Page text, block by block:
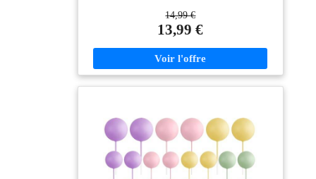
Le diamètre de ces boules de décoration de gâteau est
de 0,79 pouce/ 2 cm, 0,98 pouce/ 2,5 cm, 1,18 pouce/
combinaison de la taille et de la couleur décorera votre
gâteau plus en couches et délicat. Matériau de qualité
de gâteaux ou de desserts, ou les cupcakes, les fruits,
le fromage et tout plat et apéritif que vous souhaitez
décoration de gâteau sont très mignonnes, comme des
mini ballons, plusieurs couleurs ont été assorties et
14,99 €
13,99 €